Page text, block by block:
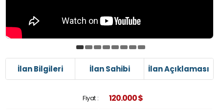
İlan Bilgileri İlan Sahibi İlan Açıklaması
Fiyat : 120.000 $